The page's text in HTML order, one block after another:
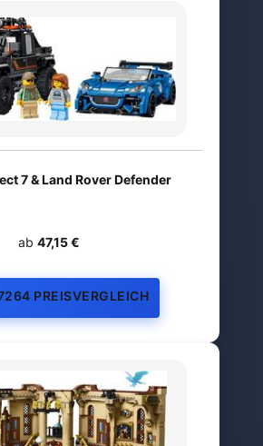
7 & Land Rover Defender
ab 47,15 €
PREISVERGLEICH